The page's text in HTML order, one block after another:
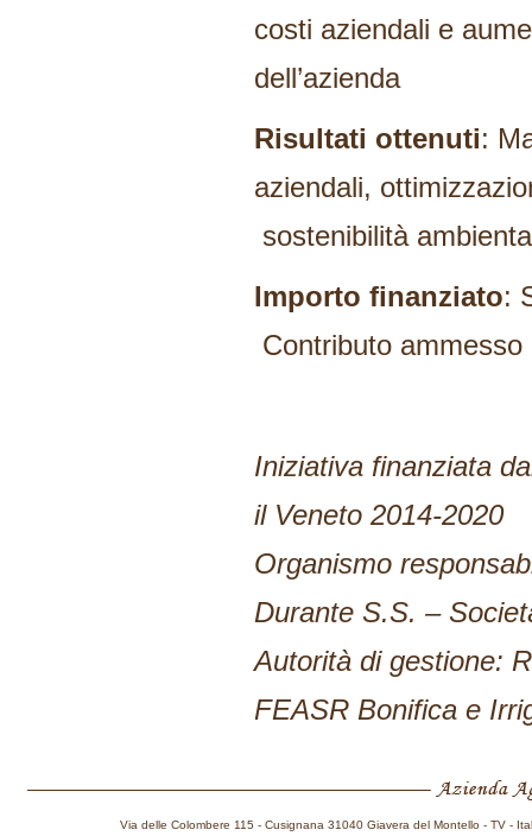
costi aziendali e
dell’azienda
Risultati ottenuti:
aziendali,
sostenibilità
Importo finanziato:
Contributo ammesso
Iniziativa finanziata
il Veneto 2014-2020
Organismo
Durante S.S. –
Autorità di gestione:
FEASR Bonifica e
Via delle Colombere 115 - Cusignana 31040 Giavera del Montello - TV -